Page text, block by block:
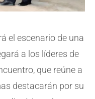
el escenario de una
a los líderes de
que reúne a
destacarán por su